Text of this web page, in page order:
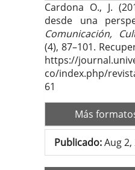
Cardona O., J.
desde una
Comunicación,
(4), 87–101.
https://
co/index.php/
61
Más
Publicado:Aug 2,